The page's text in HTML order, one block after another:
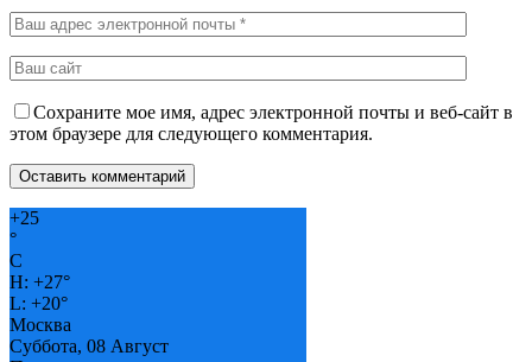
Сохраните мое имя, адрес электронной почты и веб-сайт в
этом браузере для следующего комментария.
+25
°
C
H: +27°
L: +20°
Москва
Суббота, 08 Август